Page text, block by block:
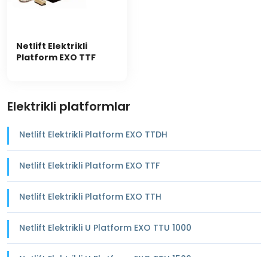
Netlift Elektrikli
Platform EXO TTF
Elektrikli platformlar
Netlift Elektrikli Platform EXO TTDH
Netlift Elektrikli Platform EXO TTF
Netlift Elektrikli Platform EXO TTH
Netlift Elektrikli U Platform EXO TTU 1000